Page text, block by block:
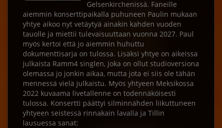
Gelsenkirchenissä. Faneille
aiemmin konserttipaikalla puhuneen Paulin mukaan
yhtye aikoo nyt vetäytyä ainakin kahden vuoden
tauolle ja miettii tulevaisuuttaan vuonna 2027. Paul
myös kertoi että jo aiemmin huhuttu
dokumenttisarja on tulossa. Lisäksi yhtye on aikeissa
julkaista Ramm4 singlen, joka on ollut studioversiona
olemassa jo jonkin aikaa, mutta jota ei siis ole tähän
mennessä vielä julkaistu. Myös yhtyeen Meksikossa
2022 kuvaama livetallenne on todennäköisesti
tulossa. Konsertti päättyi silminnähden liikuttuneen
yhtyeen seistessä rinnakain lavalla ja Tillin
lausuessa sanat: